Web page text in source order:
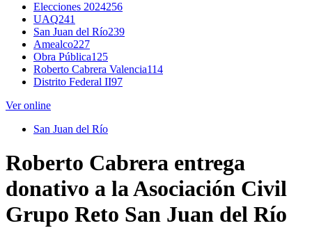
Elecciones 2024256
UAQ241
San Juan del Río239
Amealco227
Obra Pública125
Roberto Cabrera Valencia114
Distrito Federal II97
Ver online
San Juan del Río
Roberto Cabrera entrega
donativo a la Asociación Civil
Grupo Reto San Juan del Río